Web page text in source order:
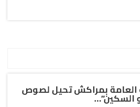
العامة بمراكش تحيل لصوص
السكين”…